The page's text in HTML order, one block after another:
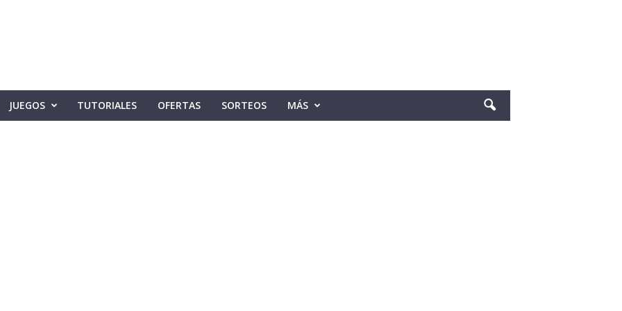
JUEGOS TUTORIALES OFERTAS SORTEOS MÁS